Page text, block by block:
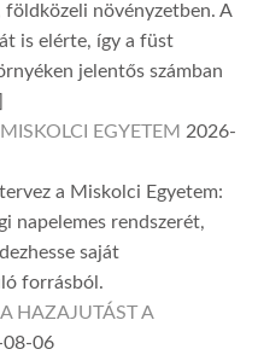
növényzetben. A
is elérte, így a füst
jelentős számban
EGYETEM 2026-
a Miskolci Egyetem:
napelemes rendszerét,
saját
forrásból.
HAZAJUTÁST A
06